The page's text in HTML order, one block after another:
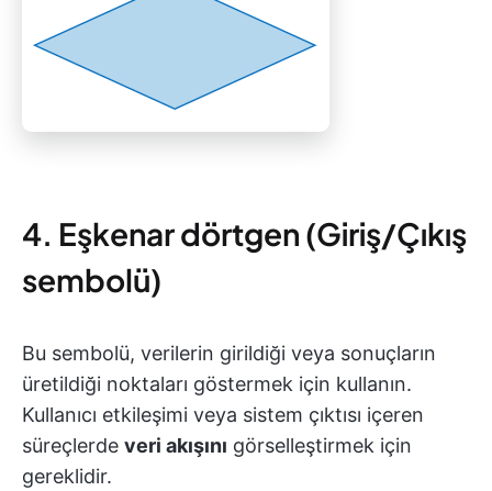
4. Eşkenar dörtgen (Giriş/Çıkış
sembolü)
Bu sembolü, verilerin girildiği veya sonuçların
üretildiği noktaları göstermek için kullanın.
Kullanıcı etkileşimi veya sistem çıktısı içeren
süreçlerde veri akışını görselleştirmek için
gereklidir.